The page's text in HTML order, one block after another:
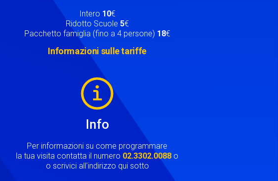
Intero 10€
Ridotto Scuole 5€
Pacchetto famiglia (fino a 4 persone) 18€
Informazioni sulle tariffe
Info
Per informazioni su come programmare
la tua visita contatta il numero 02.3302.0088 o
o scrivici all'indirizzo qui sotto